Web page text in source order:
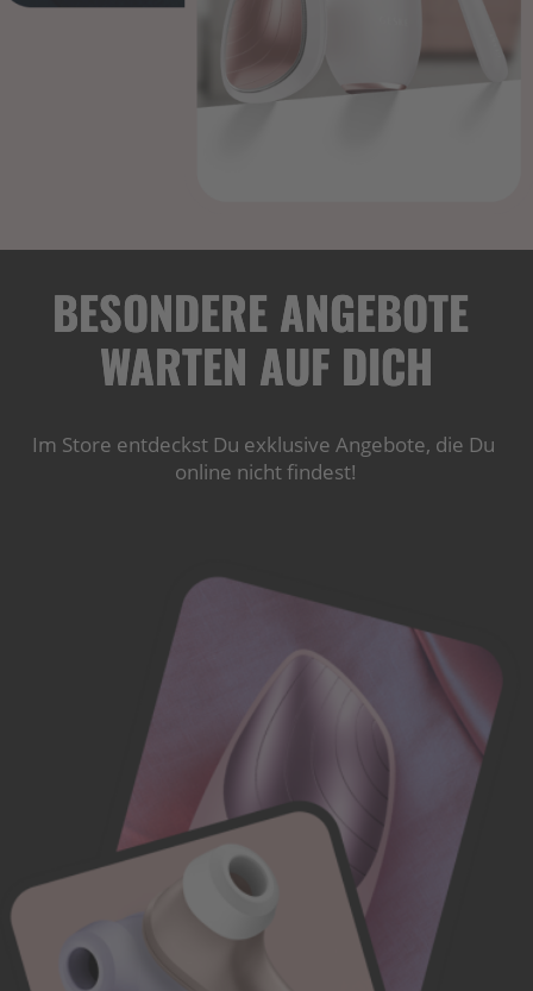
BESONDERE ANGEBOTE
WARTEN AUF DICH
Im Store entdeckst Du exklusive Angebote, die Du
online nicht findest!